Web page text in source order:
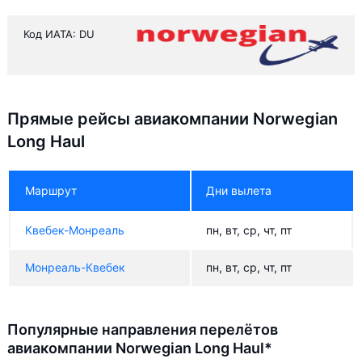
Код ИАТА: DU
Прямые рейсы авиакомпании Norwegian
Long Haul
Маршрут Дни вылета
Квебек-Монреаль пн, вт, ср, чт, пт
Монреаль-Квебек пн, вт, ср, чт, пт
Популярные направления перелётов
авиакомпании Norwegian Long Haul*